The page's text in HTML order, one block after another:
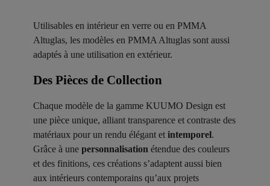
Utilisables en intérieur en verre ou en PMMA
Altuglas, les modèles en PMMA Altuglas sont aussi
adaptés à une utilisation en extérieur.
Des Pièces de Collection ​
Chaque modèle de la gamme KUUMO Design est
une pièce unique, alliant transparence et contraste des
matériaux pour un rendu élégant et intemporel.
Grâce à une personnalisation étendue des couleurs
et des finitions, ces créations s’adaptent aussi bien
aux intérieurs contemporains qu’aux projets